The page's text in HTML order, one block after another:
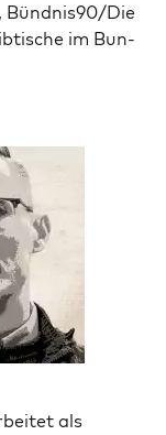
Bündnis90/Die
im Bun­
als